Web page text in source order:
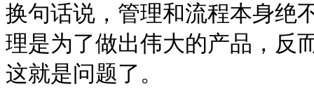
换句话说，管理和流程本身绝
理是为了做出伟大的产品，反
这就是问题了。